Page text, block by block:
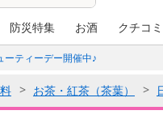
防災特集 お酒 クチコ
ティーデー開催中♪
お茶・紅茶（茶葉）